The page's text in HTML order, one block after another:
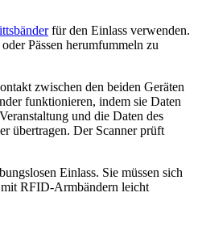
für den Einlass verwenden.
Pässen herumfummeln zu
zwischen den beiden Geräten
funktionieren, indem sie Daten
und die Daten des
übertragen. Der Scanner prüft
Einlass. Sie müssen sich
mit RFID-Armbändern leicht